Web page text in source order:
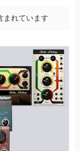
まれています